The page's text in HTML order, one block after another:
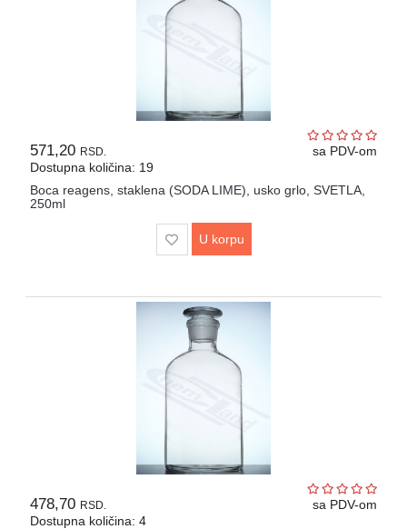
571,20 RSD.
sa PDV-om
Dostupna količina: 19
Boca reagens, staklena (SODA LIME), usko grlo, SVETLA,
250ml
U korpu
478,70 RSD.
sa PDV-om
Dostupna količina: 4